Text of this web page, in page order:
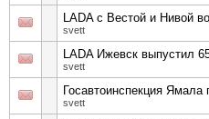
LADA с Вестой и Нивой
svett
LADA Ижевск выпустил
svett
Госавтоинспекция
svett